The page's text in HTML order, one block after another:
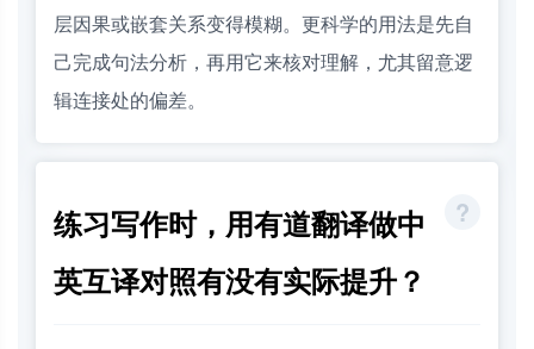
层因果或嵌套关系变得模糊。更科学的用法是先自
己完成句法分析，再用它来核对理解，尤其留意逻
辑连接处的偏差。
练习写作时，用有道翻译做中
英互译对照有没有实际提升？